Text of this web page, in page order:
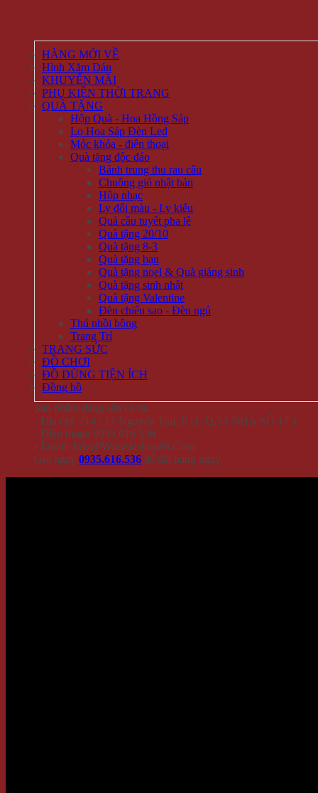
HÀNG MỚI VỀ
Hình Xăm Dán
KHUYẾN MÃI
PHỤ KIỆN THỜI TRANG
QUÀ TẶNG
Hộp Quà - Hoa Hồng Sáp
Lọ Hoa Sáp Đèn Led
Móc khóa - điện thoại
Quà tặng độc đáo
Bánh trung thu rau câu
Chuông gió nhật bản
Hộp nhạc
Ly đổi màu - Ly kiểu
Quả cầu tuyết pha lê
Quà tặng 20/10
Quà tặng 8-3
Quà tặng bạn
Quà tặng noel & Quà giáng sinh
Quà tặng sinh nhật
Quà tặng Valentine
Đèn chiếu sao - Đèn ngủ
Thú nhồi bông
Trang Trí
TRANG SỨC
ĐỒ CHƠI
ĐỒ DÙNG TIỆN ÍCH
Đồng hồ
Sản phẩm đang sẵn có tại
- Địa chỉ: 714 / 17 Nguyễn Trãi, P.11, Q.5 ( NHÀ SỐ 17 )
- Điện thoại: 0935 616 536
- Email: Info@Winwinshop88.Com
Gọi ngay 0935.616.536 để đặt hàng ngay.